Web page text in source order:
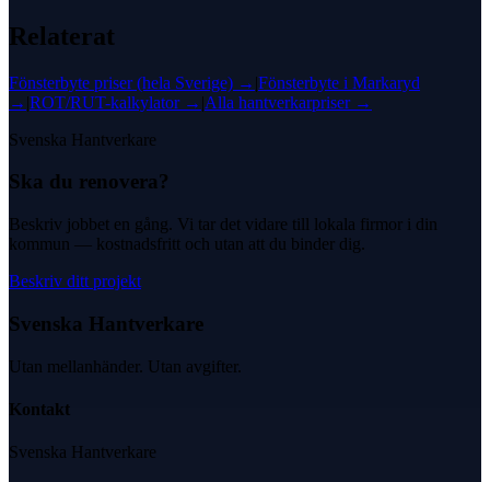
Relaterat
Fönsterbyte priser (hela Sverige) → |Fönsterbyte i Markaryd
→ |ROT/RUT-kalkylator → |Alla hantverkarpriser →
Svenska Hantverkare
Ska du renovera?
Beskriv jobbet en gång. Vi tar det vidare till lokala firmor i din
kommun — kostnadsfritt och utan att du binder dig.
Beskriv ditt projekt
Svenska Hantverkare
Utan mellanhänder. Utan avgifter.
Kontakt
Svenska Hantverkare